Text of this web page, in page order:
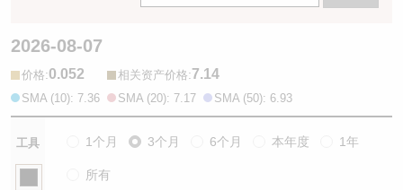
2026-08-07
价格:0.052 相关资产价格:7.14
SMA (10): 7.36 SMA (20): 7.17 SMA (50): 6.93
工具 1个月 3个月 6个月 本年度 1年
所有